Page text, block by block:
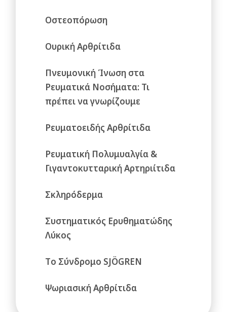
Οστεοπόρωση
Ουρική Αρθρίτιδα
Πνευμονική Ίνωση στα
Ρευματικά Νοσήματα: Τι
πρέπει να γνωρίζουμε
Ρευματοειδής Αρθρίτιδα
Ρευματική Πολυμυαλγία &
Γιγαντοκυτταρική Αρτηριίτιδα
Σκληρόδερμα
Συστηματικός Ερυθηματώδης
Λύκος
Τo Σύνδρομο SJÖGREN
Ψωριασική Αρθρίτιδα